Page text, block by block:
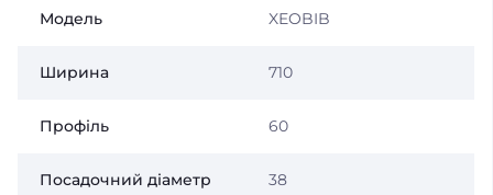
Модель XEOBIB
Ширина 710
Профіль 60
Посадочний діаметр 38